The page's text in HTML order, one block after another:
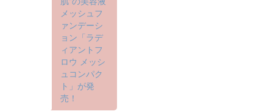
メッシュフ
ァンデーシ
ョン「ラデ
ィアントフ
ロウ メッシ
ュコンパク
ト」が発
売！